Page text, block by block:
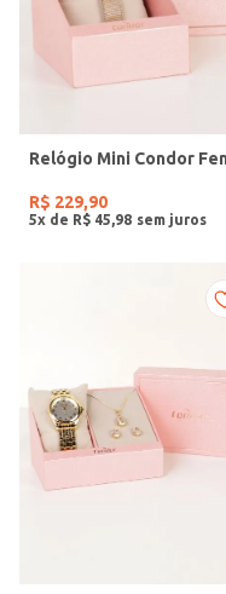
R$ 229,90
5x de R$ 45 98